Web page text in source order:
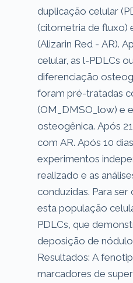
duplicação celular
(citometria de fluxo)
(Alizarin Red - AR).
celular, as l-PDLCs
diferenciação
foram pré-tratadas
(OM_DMSO_low) e
osteogênica. Após
com AR. Após 10
experimentos
realizado e as
conduzidas. Para ser
esta população
PDLCs, que
deposição de
Resultados: A
marcadores de